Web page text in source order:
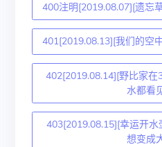
400注明[2019.08.07][遗忘
401[2019.08.13][我们的空
402[2019.08.14][野比家在
水都看
403[2019.08.15][幸运开
想变成